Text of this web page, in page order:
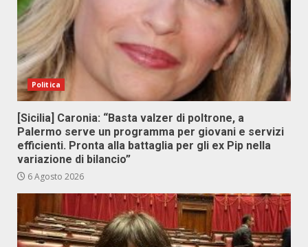
Politica
[Sicilia] Caronia: “Basta valzer di poltrone, a
Palermo serve un programma per giovani e servizi
efficienti. Pronta alla battaglia per gli ex Pip nella
variazione di bilancio”
6 Agosto 2026